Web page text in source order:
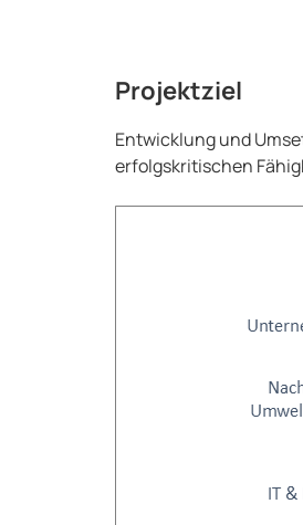
Projektziel
Entwicklung und
erfolgskritischen